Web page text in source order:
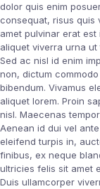
dolor quis enim
consequat, risus quis
amet pulvinar erat est
aliquet viverra urna
Sed ac nisl id enim
non, dictum
bibendum. Vivamus
aliquet lorem. Proin
nisl. Maecenas
Aenean id dui vel
eleifend turpis in,
finibus, ex neque
ultricies felis sit amet
Duis ullamcorper